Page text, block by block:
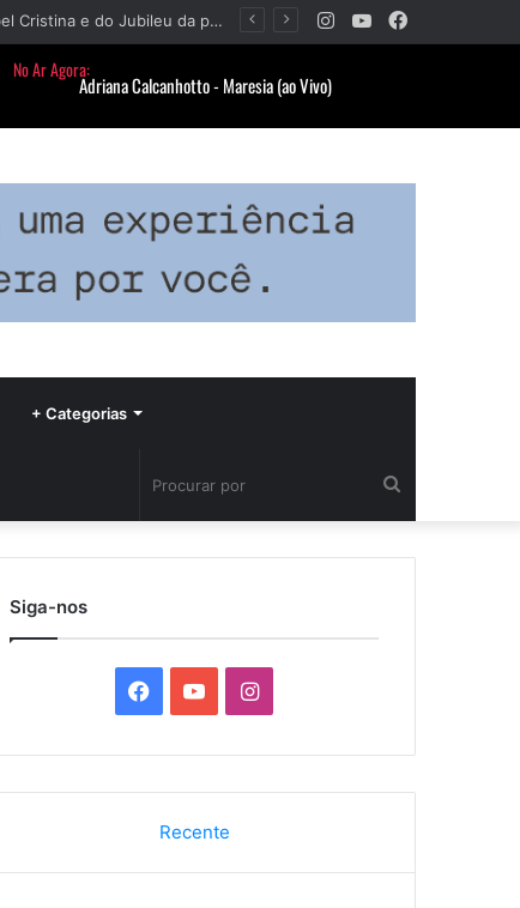
Paróquia Nossa Senhora da Piedade divulga programação da Festa da Beata Isabel Cristina e do Jubileu da padroeira YouTube
Instagram
+ Categorias
por
Siga-nos
c
e
b
u
T
u
I
s
a
Recente